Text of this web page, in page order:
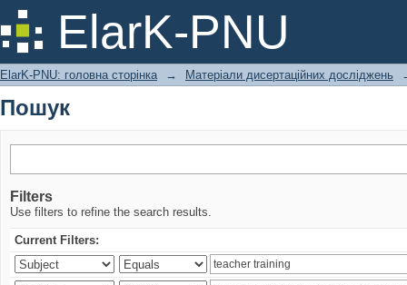
ElarK-PNU
Пошук
ElarK-PNU: головна сторінка → Матеріали дисертаційних досліджень
Пошук
Filters
Use filters to refine the search results.
Current Filters: